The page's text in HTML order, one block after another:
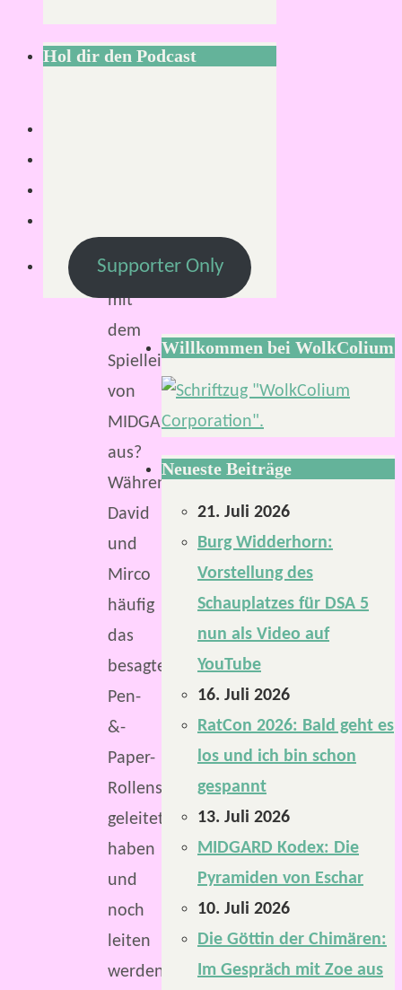
es
eigentlich
mit
dem
Spielleiten
von
MIDGARD
aus?
Während
David
und
Mirco
häufig
das
besagte
Pen-
&-
Paper-
Rollenspiel
geleitet
haben
und
noch
leiten
werden,
Hol dir den Podcast
Supporter Only
Willkommen bei WolkColium
Neueste Beiträge
21. Juli 2026
Burg Widderhorn:
Vorstellung des
Schauplatzes für DSA 5
nun als Video auf
YouTube
16. Juli 2026
RatCon 2026: Bald geht es
los und ich bin schon
gespannt
13. Juli 2026
MIDGARD Kodex: Die
Pyramiden von Eschar
10. Juli 2026
Die Göttin der Chimären:
Im Gespräch mit Zoe aus